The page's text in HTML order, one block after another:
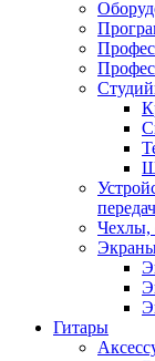
Чехлы,
Гитары